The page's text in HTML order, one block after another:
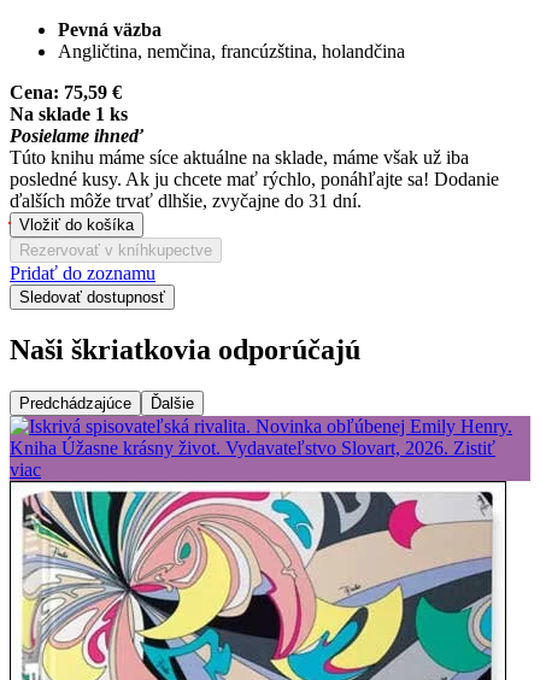
Pevná väzba
Angličtina, nemčina, francúzština, holandčina
Cena: 75,59 €
Na sklade 1 ks
Posielame ihneď
Túto knihu máme síce aktuálne na sklade, máme však už iba
posledné kusy. Ak ju chcete mať rýchlo, ponáhľajte sa! Dodanie
ďalších môže trvať dlhšie, zvyčajne do 31 dní.
Vložiť do košíka
Rezervovať v kníhkupectve
Pridať do zoznamu
Sledovať dostupnosť
Naši škriatkovia odporúčajú
Predchádzajúce Ďalšie